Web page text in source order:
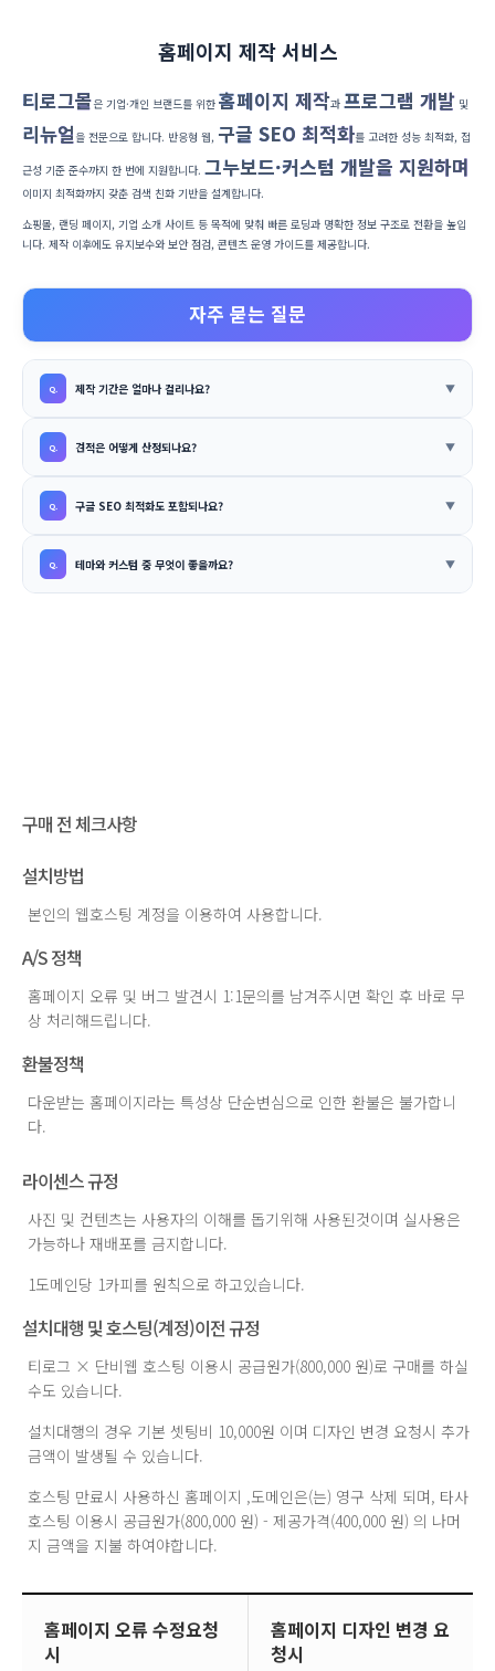
홈페이지 제작 서비스
티로그몰은 기업·개인 브랜드를 위한 홈페이지 제작과 프로그램 개발 및
리뉴얼 을 전문으로 합니다. 반응형 웹, 구글 SEO 최적화를 고려한 성능 최적화, 접
근성 기준 준수까지 한 번에 지원합니다. 그누보드·커스텀 개발을 지원하며
이미지 최적화까지 갖춘 검색 친화 기반을 설계합니다.
쇼핑몰, 랜딩 페이지, 기업 소개 사이트 등 목적에 맞춰 빠른 로딩과 명확한 정보 구조로 전환을 높입
니다. 제작 이후에도 유지보수와 보안 점검, 콘텐츠 운영 가이드를 제공합니다.
자주 묻는 질문
제작 기간은 얼마나 걸리나요?
견적은 어떻게 산정되나요?
구글 SEO 최적화도 포함되나요?
테마와 커스텀 중 무엇이 좋을까요?
구매 전 체크사항
설치방법
본인의 웹호스팅 계정을 이용하여 사용합니다.
A/S 정책
홈페이지 오류 및 버그 발견시 1:1문의를 남겨주시면 확인 후 바로 무
상 처리해드립니다.
환불정책
다운받는 홈페이지라는 특성상 단순변심으로 인한 환불은 불가합니
다.
라이센스 규정
사진 및 컨텐츠는 사용자의 이해를 돕기위해 사용된것이며 실사용은
가능하나 재배포를 금지합니다.
1도메인당 1카피를 원칙으로 하고있습니다.
설치대행 및 호스팅(계정)이전 규정
티로그 × 단비웹 호스팅 이용시 공급원가(800,000 원)로 구매를 하실
수도 있습니다.
설치대행의 경우 기본 셋팅비 10,000원 이며 디자인 변경 요청시 추가
금액이 발생될 수 있습니다.
호스팅 만료시 사용하신 홈페이지 ,도메인은(는) 영구 삭제 되며, 타사
호스팅 이용시 공급원가(800,000 원) - 제공가격(400,000 원) 의 나머
지 금액을 지불 하여야합니다.
홈페이지 오류 수정요청
시
홈페이지 디자인 변경 요
청시